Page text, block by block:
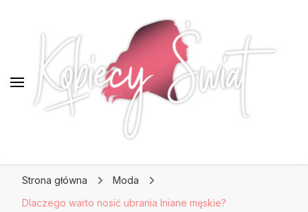
KobiecySwiat.pl
Prawdziwa strona dla Pań, które lubią być na
czasie z modą i najnowszymi trendami.
Strona główna
Moda
Dlaczego warto nosić ubrania lniane męskie?